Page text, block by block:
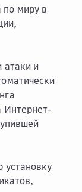
по миру в
атаки и
Интернет-